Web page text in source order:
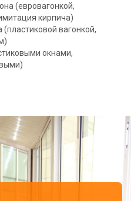
(евровагонкой,
кирпича)
вагонкой,
окнами,